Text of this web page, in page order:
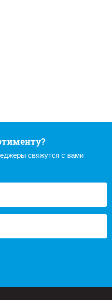
свяжутся с вами